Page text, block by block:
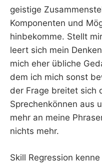
geistige
Komponenten und
hinbekomme. Stellt
leert sich mein
mich eher übliche
dem ich mich sonst
der Frage breitet sich
Sprechenkönnen aus
mehr an meine
nichts mehr.
Skill Regression